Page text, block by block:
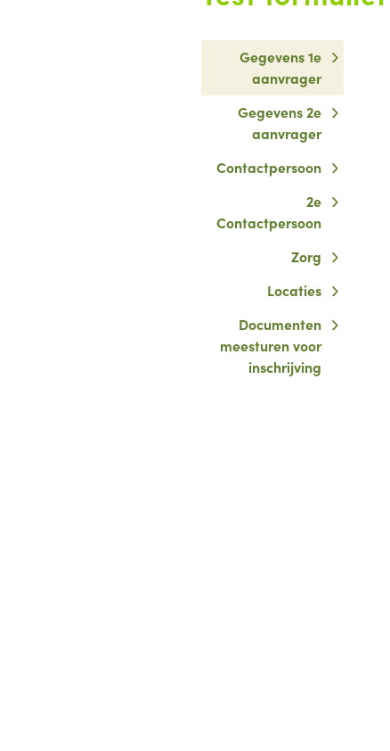
Gegevens 1e
aanvrager
Gegevens 2e
aanvrager
Contactpersoon
2e
Contactpersoon
Zorg
Locaties
Documenten
meesturen voor
inschrijving